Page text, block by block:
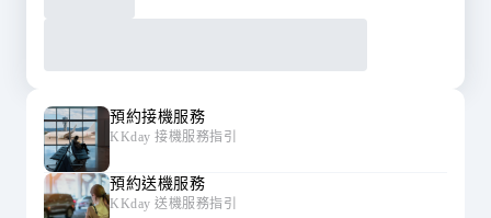
預約接機服務
KKday 接機服務指引
預約送機服務
KKday 送機服務指引